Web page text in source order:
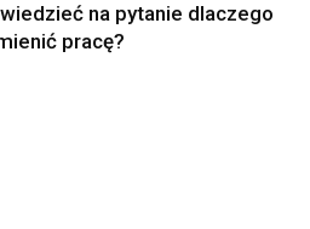
na pytanie dlaczego
pracę?